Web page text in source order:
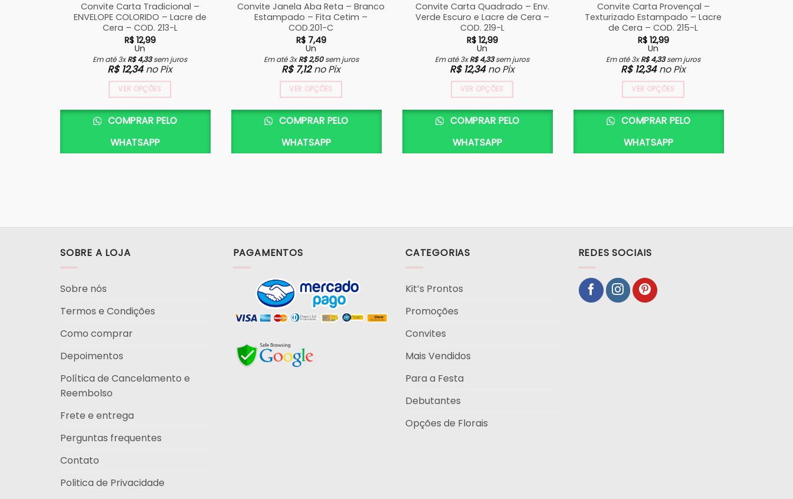
Convite Carta Tradicional –
ENVELOPE COLORIDO – Lacre de
Cera – COD. 213-L
R$12,99
Un
Em até 3xR$4,33sem juros
R$12,34 no Pix
VER OPÇÕES
COMPRAR PELO
WHATSAPP
Convite Janela Aba Reta – Branco
Estampado – Fita Cetim –
COD.201-C
R$7,49
Un
Em até 3xR$2,50sem juros
R$7,12 no Pix
VER OPÇÕES
COMPRAR PELO
WHATSAPP
Convite Carta Quadrado – Env.
Verde Escuro e Lacre de Cera –
COD. 219-L
R$12,99
Un
Em até 3xR$4,33sem juros
R$12,34 no Pix
VER OPÇÕES
COMPRAR PELO
WHATSAPP
Convite Carta Provençal –
Texturizado Estampado – Lacre
de Cera – COD. 215-L
R$12,99
Un
Em até 3xR$4,33sem juros
R$12,34 no Pix
VER OPÇÕES
COMPRAR PELO
WHATSAPP
SOBRE A LOJA
Sobre nós
Termos e Condições
Como comprar
Depoimentos
Política de Cancelamento e
Reembolso
Frete e entrega
Perguntas frequentes
Contato
Politica de Privacidade
PAGAMENTOS CATEGORIAS
Kit’s Prontos
Promoções
Convites
Mais Vendidos
Para a Festa
Debutantes
Opções de Florais
REDES SOCIAIS